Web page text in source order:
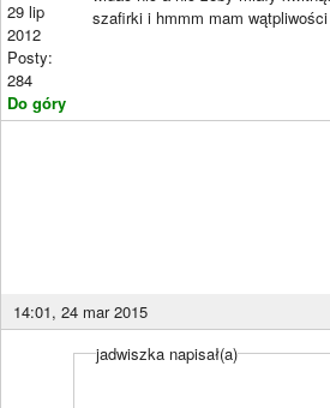
29 lip
2012
Posty:
284
Do góry
szafirki i hmmm mam
14:01, 24 mar 2015
jadwiszka napisał(a)